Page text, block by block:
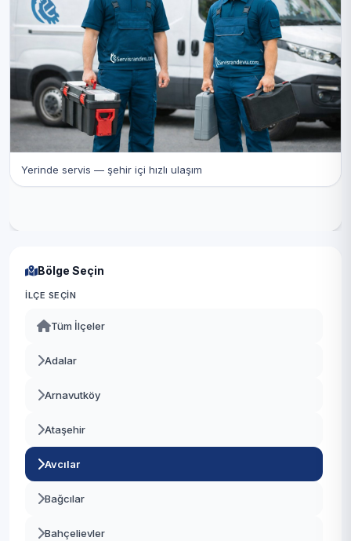
Yerinde servis — şehir içi hızlı ulaşım
Bölge Seçin
İLÇE SEÇIN
Tüm İlçeler
Adalar
Arnavutköy
Ataşehir
Avcılar
Bağcılar
Bahçelievler